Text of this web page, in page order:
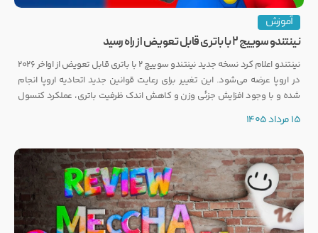
آموزش
نینتندو سوییچ ۲ با باتری قابل تعویض از راه رسید
نینتندو اعلام کرد نسخه جدید نینتندو سوییچ ۲ با باتری قابل تعویض از اواخر ۲۰۲۶
در اروپا عرضه می‌شود. این تغییر برای رعایت قوانین جدید اتحادیه اروپا انجام
شده و با وجود افزایش جزئی وزن و کاهش اندک ظرفیت باتری، عملکرد کنسول
15 مرداد 1405